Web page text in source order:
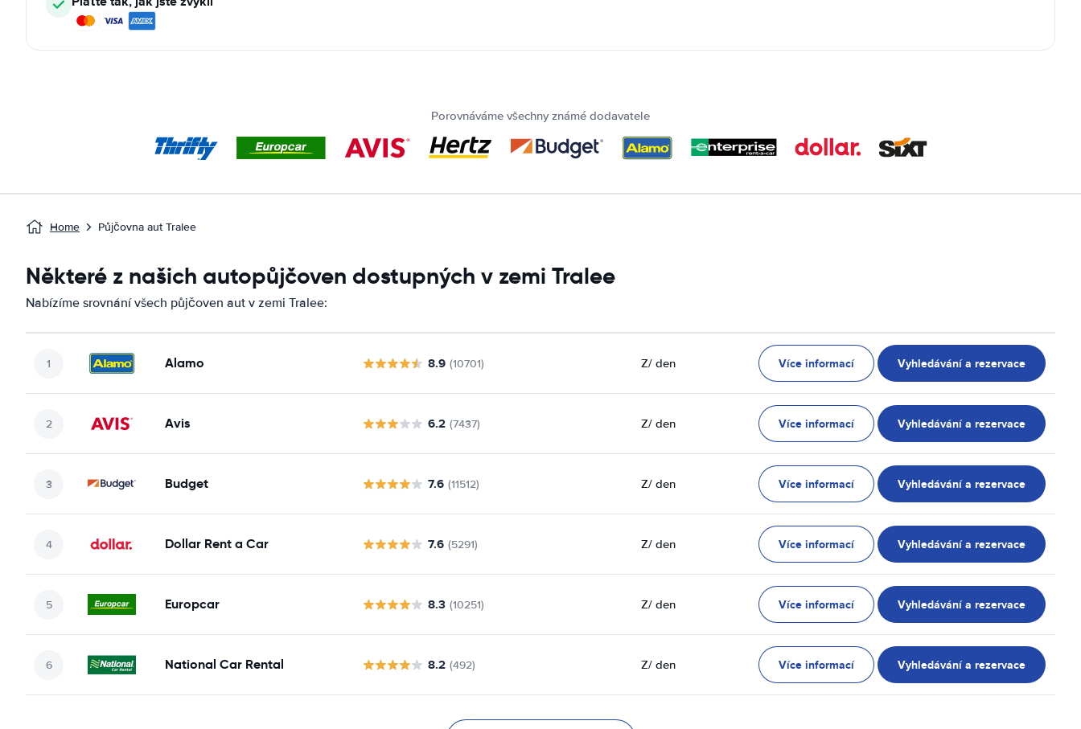
Porovnáváme všechny známé dodavatele
Home Půjčovna aut Tralee
Některé z našich autopůjčoven dostupných v zemi Tralee
Nabízíme srovnání všech půjčoven aut v zemi Tralee:
Alamo 8.9 (10701) Z/ den Více informací Vyhledávání a rezervace
Avis 6.2 (7437) Z/ den Více informací Vyhledávání a rezervace
Budget 7.6 (11512) Z/ den Více informací Vyhledávání a rezervace
Dollar Rent a Car 7.6 (5291) Z/ den Více informací Vyhledávání a rezervace
Europcar 8.3 (10251) Z/ den Více informací Vyhledávání a rezervace
National Car Rental 8.2 (492) Z/ den Více informací Vyhledávání a rezervace